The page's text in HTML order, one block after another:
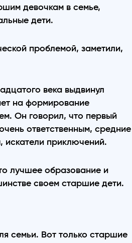
девочкам в семье,
дети.
проблемой, заметили,
века выдвинул
на формирование
Он говорил, что первый
ответственным, средние
искатели приключений.
лучшее образование и
своем старшие дети.
семьи. Вот только старшие